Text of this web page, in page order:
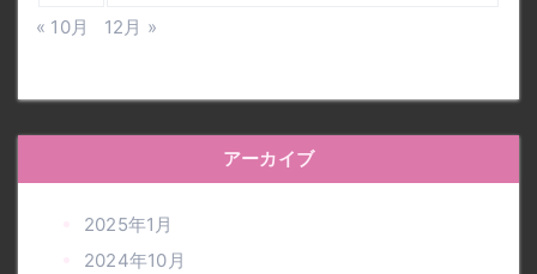
« 10月 12月 »
アーカイブ
2025年1月
2024年10月